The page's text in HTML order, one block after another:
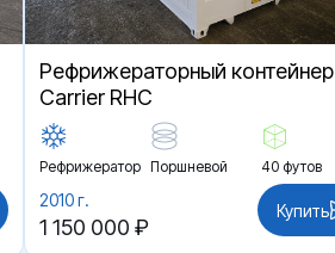
Рефрижераторный контейнер
Carrier RHC
Рефрижератор Поршневой 40 футов
2010 г.
1 150 000 ₽
Купить